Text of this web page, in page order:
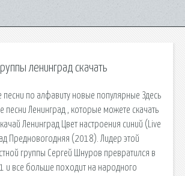
ленинград скачать
песни по алфавиту новые популярные Здесь
песни Ленинград , которые можете скачать
Ленинград Цвет настроения синий (Live
Предновогодняя (2018). Лидер этой
группы Сергей Шнуров превратился в
все больше походит на народного